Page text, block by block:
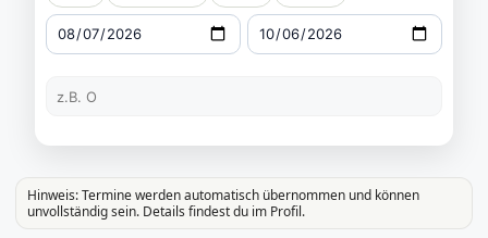
Hinweis: Termine werden automatisch übernommen und können
unvollständig sein. Details findest du im Profil.